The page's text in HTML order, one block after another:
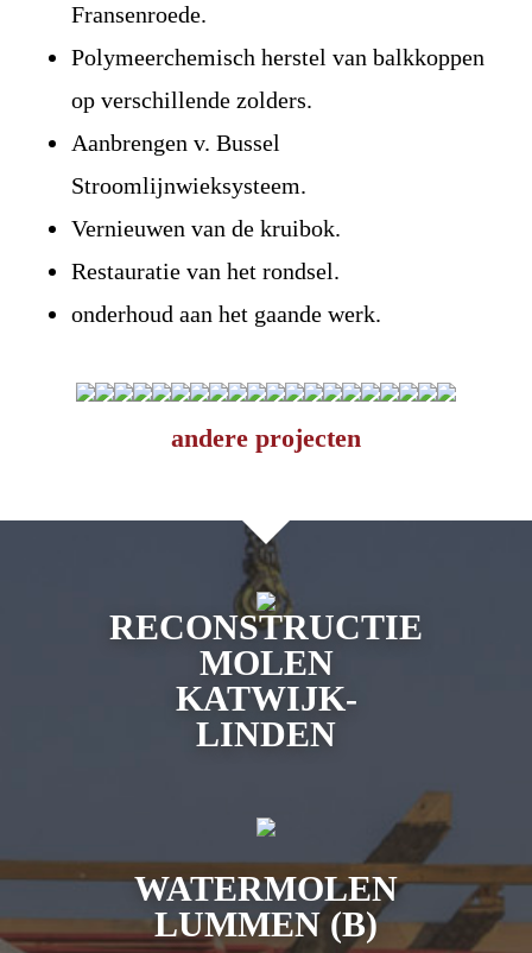
Fransenroede.
Polymeerchemisch herstel van balkkoppen
op verschillende zolders.
Aanbrengen v. Bussel
Stroomlijnwieksysteem.
Vernieuwen van de kruibok.
Restauratie van het rondsel.
onderhoud aan het gaande werk.
andere projecten
RECONSTRUCTIE
MOLEN
KATWIJK-
LINDEN
WATERMOLEN
LUMMEN (B)